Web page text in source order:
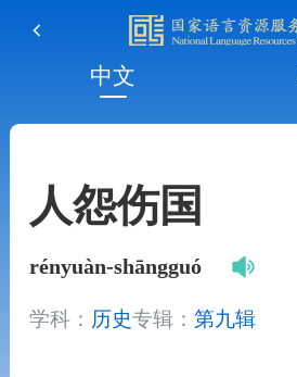
中文
人怨伤国
rényuàn-shāngguó
学科： 历史专辑： 第九辑